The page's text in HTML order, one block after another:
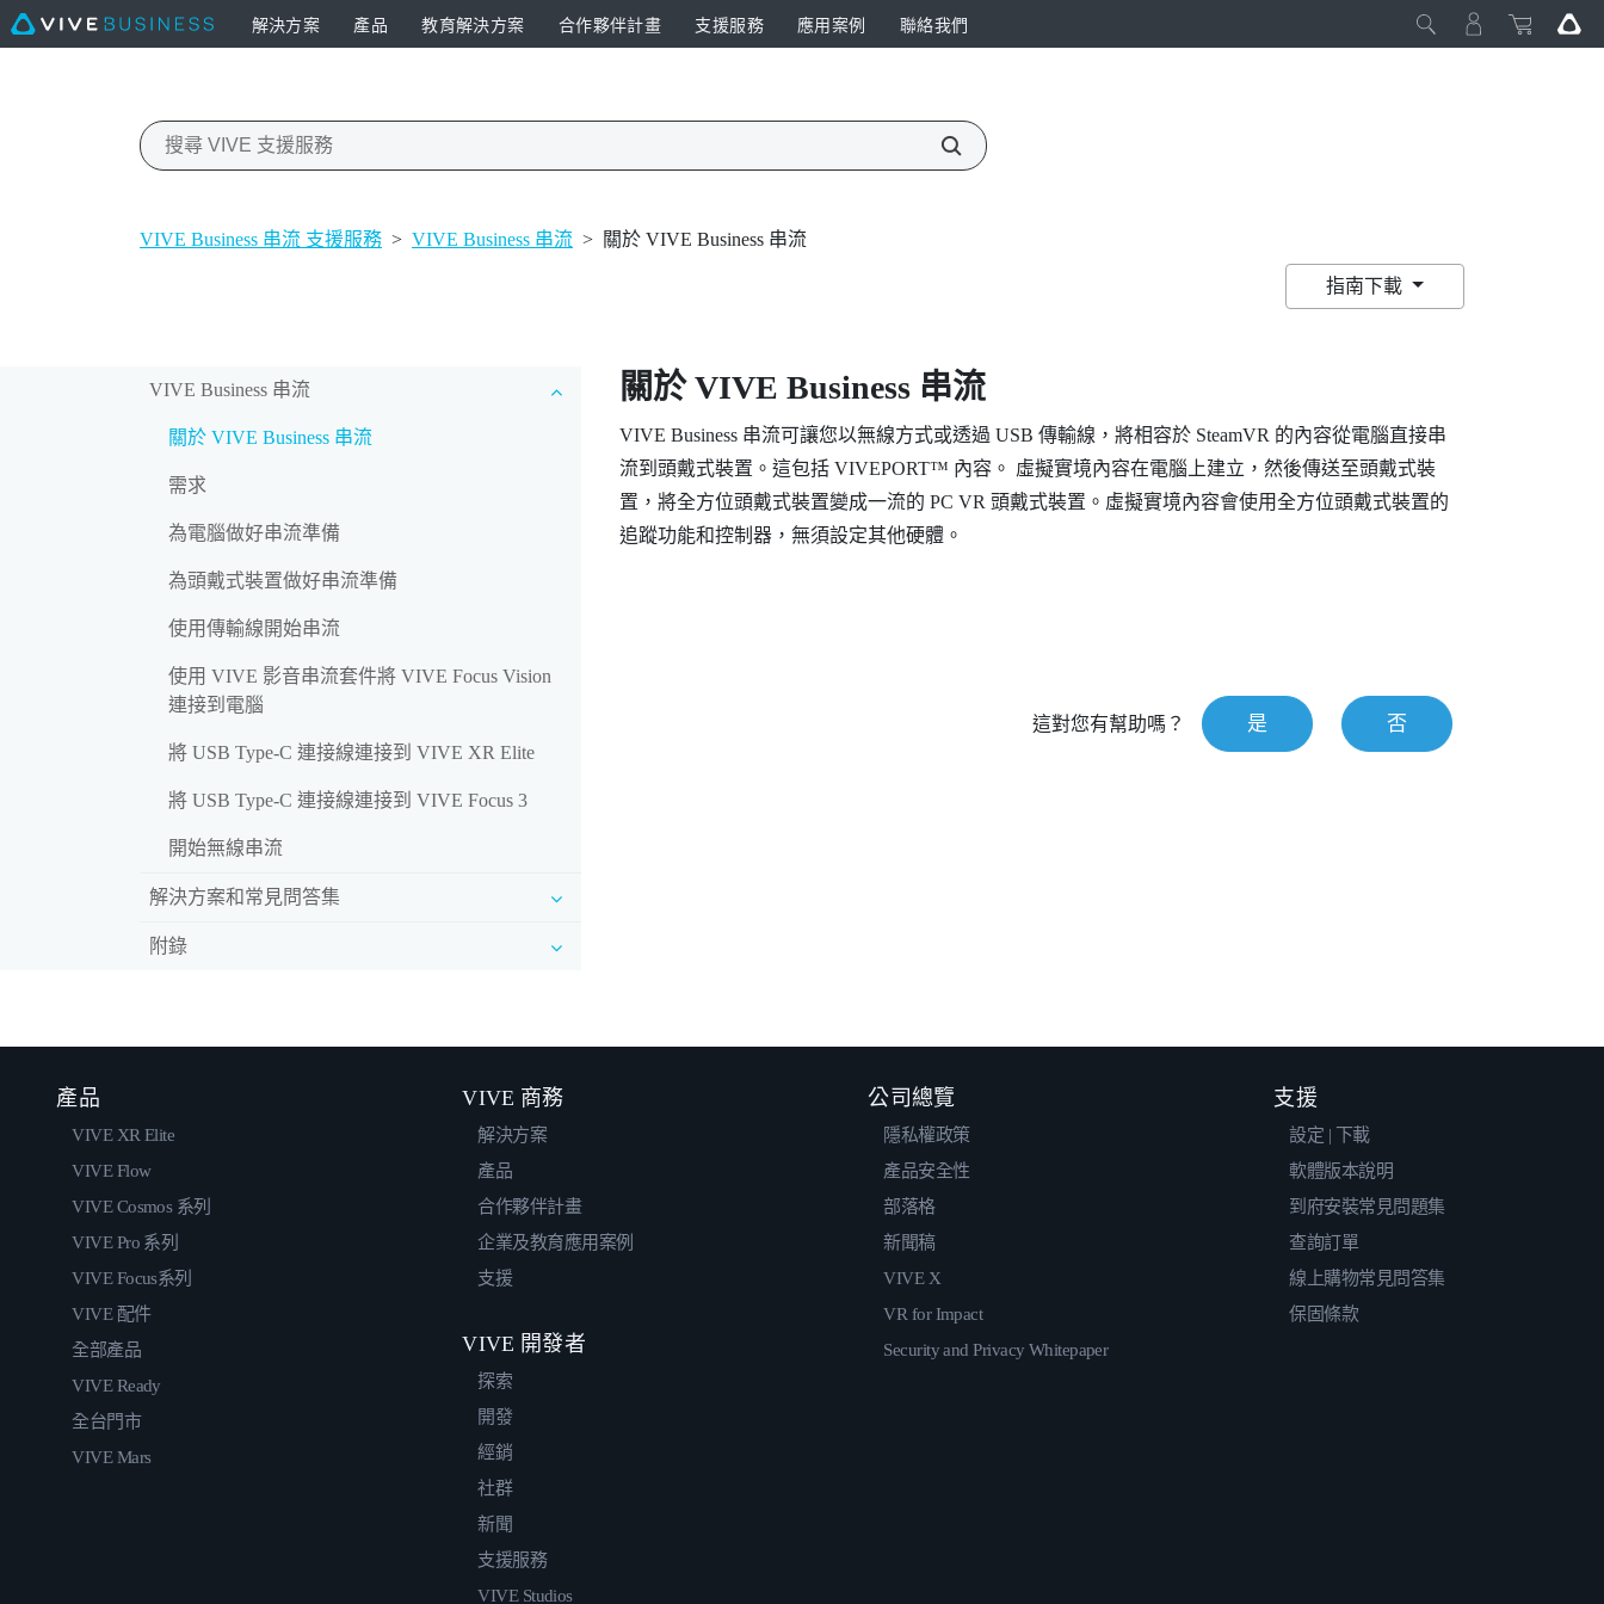
解決方案 產品 教育解決方案 合作夥伴計畫 支援服務 應用案例 聯絡我們
VIVE Business 串流 支援服務 > VIVE Business 串流 > 關於 VIVE Business 串流
指南下載
VIVE Business 串流
關於 VIVE Business 串流
需求
為電腦做好串流準備
為頭戴式裝置做好串流準備
使用傳輸線開始串流
使用 VIVE 影音串流套件將 VIVE Focus Vision
連接到電腦
將 USB Type-C 連接線連接到 VIVE XR Elite
將 USB Type-C 連接線連接到 VIVE Focus 3
開始無線串流
解決方案和常見問答集
附錄
關於VIVE Business 串流
VIVE Business 串流可讓您以無線方式或透過 USB 傳輸線，將相容於 SteamVR 的內容從電腦直接串
流到頭戴式裝置。這包括 VIVEPORT™ 內容。 虛擬實境內容在電腦上建立，然後傳送至頭戴式裝
置，將全方位頭戴式裝置變成一流的 PC VR 頭戴式裝置。虛擬實境內容會使用全方位頭戴式裝置的
追蹤功能和控制器，無須設定其他硬體。
這對您有幫助嗎？ 是 否
產品
VIVE XR Elite
VIVE Flow
VIVE Cosmos 系列
VIVE Pro 系列
VIVE Focus系列
VIVE 配件
全部產品
VIVE Ready
全台門市
VIVE Mars
VIVE 商務
解決方案
產品
合作夥伴計畫
企業及教育應用案例
支援
VIVE 開發者
探索
開發
經銷
社群
新聞
支援服務
VIVE Studios
公司總覽
隱私權政策
產品安全性
部落格
新聞稿
VIVE X
VR for Impact
Security and Privacy Whitepaper
支援
設定 | 下載
軟體版本說明
到府安裝常見問題集
查詢訂單
線上購物常見問答集
保固條款